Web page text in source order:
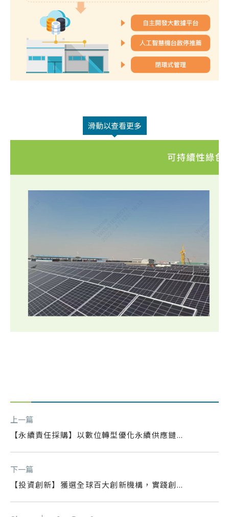
上一篇
【永續責任採購】以數位轉型優化永續供應鏈...
下一篇
【投資創新】獲選全球百大創新機構，實踐創...
滑動以查看更多